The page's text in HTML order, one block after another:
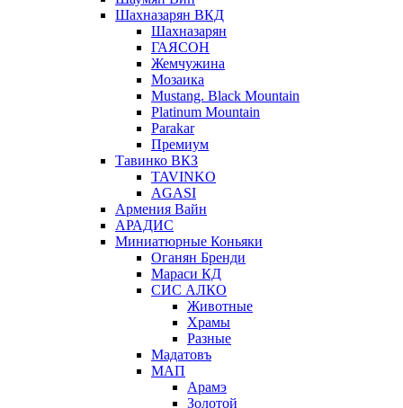
Шахназарян ВКД
Шахназарян
ГАЯСОН
Жемчужина
Мозаика
Mustang. Black Mountain
Platinum Mountain
Parakar
Премиум
Тавинко ВКЗ
TAVINKO
AGASI
Армения Вайн
АРАДИС
Миниатюрные Коньяки
Оганян Бренди
Мараси КД
СИС АЛКО
Животные
Храмы
Разные
Мадатовъ
МАП
Арамэ
Золотой